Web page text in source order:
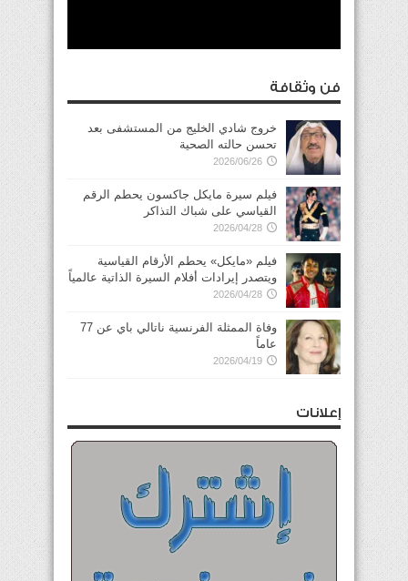
فن وثقافة
خروج شادي الخليج من المستشفى بعد
تحسن حالته الصحية
2026/06/26
فيلم سيرة مايكل جاكسون يحطم الرقم
القياسي على شباك التذاكر
2026/04/28
فيلم «مايكل» يحطم الأرقام القياسية
ويتصدر إيرادات أفلام السيرة الذاتية عالمياً
2026/04/28
وفاة الممثلة الفرنسية ناتالي باي عن 77
عاماً
2026/04/19
إعلانات